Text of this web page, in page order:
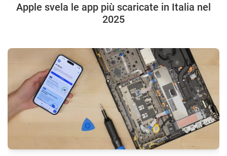
Apple svela le app più scaricate in Italia nel
2025